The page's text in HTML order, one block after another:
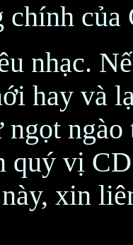
chính của
nhạc.
hay và
ngọt
quý vị
xin